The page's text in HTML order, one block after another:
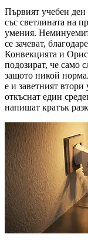
Първият учебен ден
със светлината на
умения.
се зачеват,
Конвекцията и
подозират, че само
защото никой
е и заветният
откъснат един
напишат кратък